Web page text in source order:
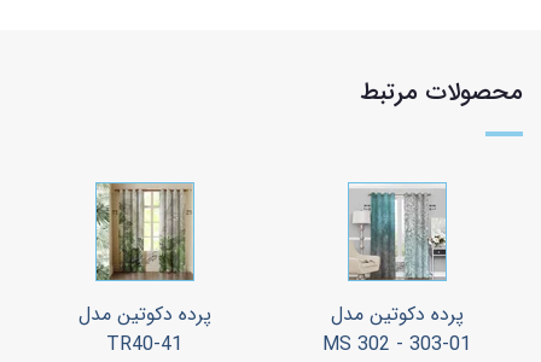
محصولات مرتبط
پرده دکوتین مدل
MS 302 - 303-01
پرده دکوتین مدل
TR40-41